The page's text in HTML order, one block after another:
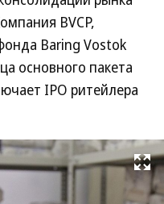
BVCP,
Baring Vostok
основного пакета
IPO ритейлера
Развернуть